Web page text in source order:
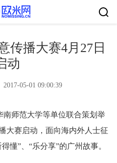
传播大赛4月27日
动
2017-05-01 09:00:39
南师范大学等单位联合策划举
大赛启动，面向海内外人士征
懂”、“乐分享”的广州故事。